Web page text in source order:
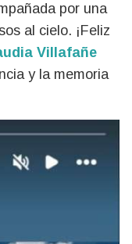
por una
al cielo. ¡Feliz
Villafañe
y la memoria